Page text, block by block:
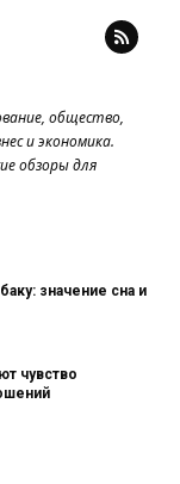
общество,
и экономика.
обзоры для
значение сна и
чувство